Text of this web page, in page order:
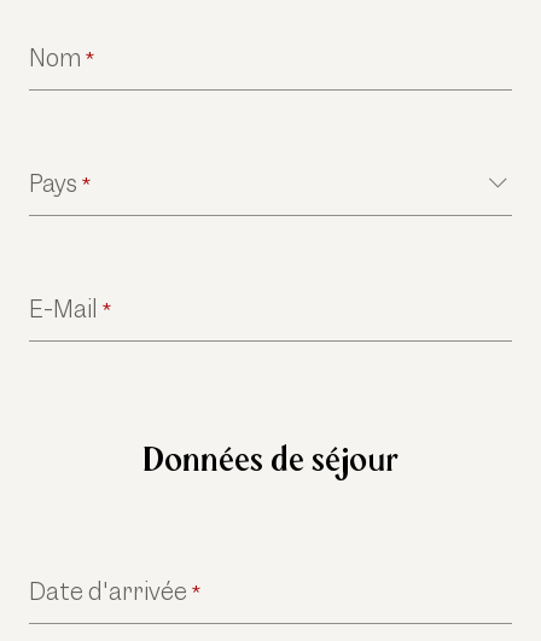
Nom *
Pays *
E-Mail *
Données de séjour
Date d'arrivée *